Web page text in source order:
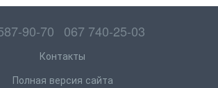
90-70 067 740-25-03
Контакты
Полная версия сайта